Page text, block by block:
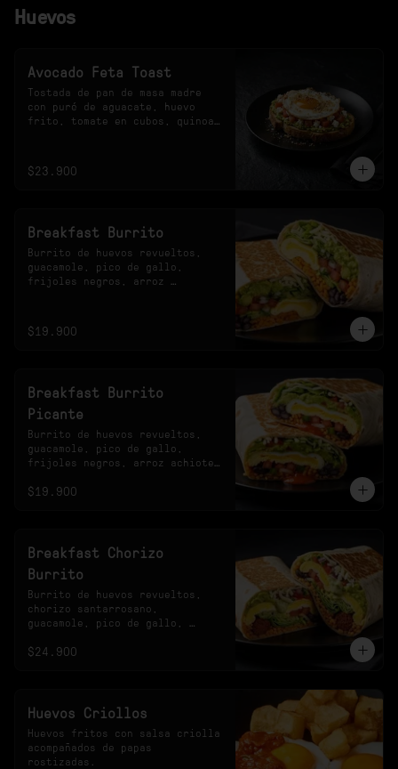
Huevos
Avocado Feta Toast
Tostada de pan de masa madre
con puré de aguacate, huevo
frito, tomate en cubos, quinoa
$23.900
Breakfast Burrito
Burrito de huevos revueltos,
guacamole, pico de gallo,
frijoles negros, arroz
$19.900
Breakfast Burrito
Picante
Burrito de huevos revueltos,
guacamole, pico de gallo,
frijoles negros, arroz achiote,
habanero.
$19.900
Breakfast Chorizo
Burrito
Burrito de huevos revueltos,
chorizo santarrosano,
guacamole, pico de gallo,
achiotado, lechuga, queso y
$24.900
Huevos Criollos
Huevos fritos con salsa criolla
acompañados de papas
rostizadas.